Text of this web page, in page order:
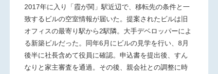
2017年に入り「霞が関」駅近辺で、移転先の条件と一
致するビルの空室情報が届いた。提案されたビルは旧
オフィスの最寄り駅から2駅隣。大手デベロッパーによ
る新築ビルだった。同年6月にビルの見学を行い、8月
後半に社長含めて役員に確認。申込書を提出後、すん
なりと家主審査を通過。その後、親会社との調整に時